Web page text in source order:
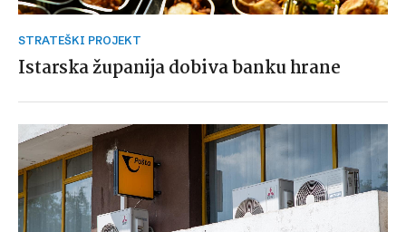
STRATEŠKI PROJEKT
Istarska županija dobiva banku hrane